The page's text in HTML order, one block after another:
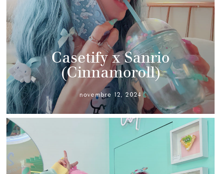
Casetify x Sanrio
(Cinnamoroll)
novembre 12, 2024